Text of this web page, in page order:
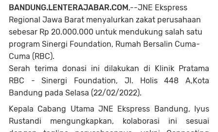
BANDUNG.LENTERAJABAR.COM,--JNE Ekspress
Regional Jawa Barat menyalurkan zakat perusahaan
sebesar Rp 20.000.000 untuk mendukung salah satu
program Sinergi Foundation, Rumah Bersalin Cuma-
Cuma (RBC).
Serah terima donasi ini dilakukan di Klinik Pratama
RBC - Sinergi Foundation, Jl. Holis 448 A,Kota
Bandung pada Selasa (22/02/2022).
Kepala Cabang Utama JNE Ekspress Bandung, Iyus
Rustandi mengungkapkan, kolaborasi ini sesuai